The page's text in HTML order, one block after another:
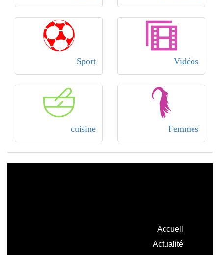
Vidéos
Sport
Femmes
cuisine
Accueil
Actualité